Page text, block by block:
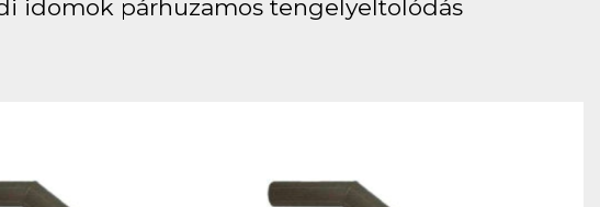
idomok párhuzamos tengelyeltolódás